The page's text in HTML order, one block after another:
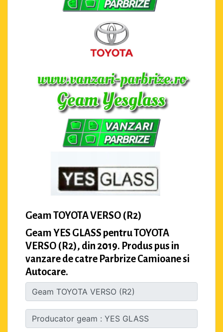
Geam TOYOTA VERSO (R2)
Geam YES GLASS pentru TOYOTA
VERSO (R2), din 2019. Produs pus in
vanzare de catre Parbrize Camioane si
Autocare.